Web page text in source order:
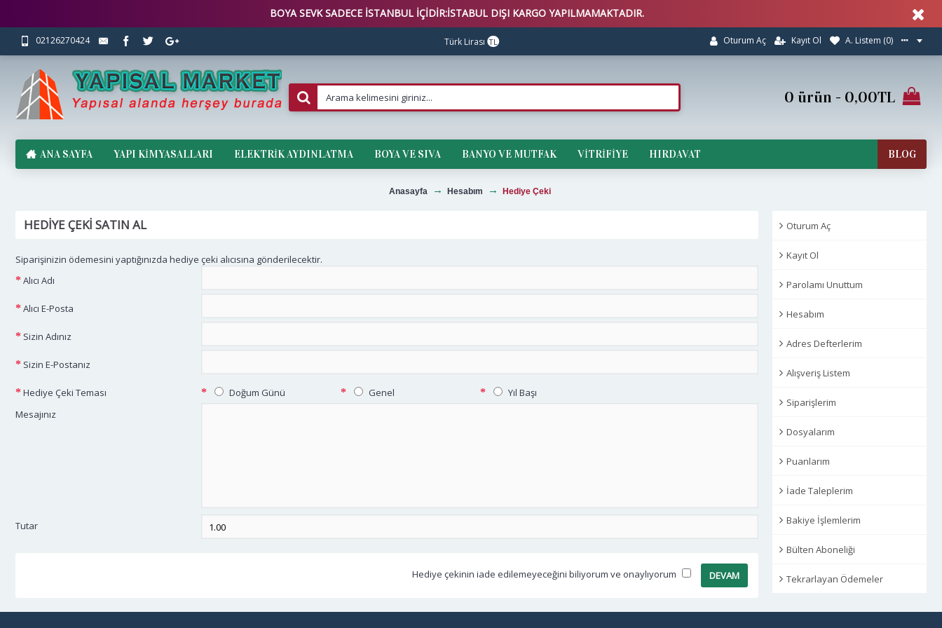
BOYA SEVK SADECE İSTANBUL İÇİDİR:İSTABUL DIŞI KARGO YAPILMAMAKTADIR.
02126270424 Türk Lirası TL Oturum Aç Kayıt Ol A. Listem (0)
0 ürün - 0,00TL
ANA SAYFA YAPI KİMYASALLARI ELEKTRİK AYDINLATMA BOYA VE SIVA BANYO VE MUTFAK VİTRİFİYE HIRDAVAT BLOG
Anasayfa Hesabım Hediye Çeki
Oturum Aç
Kayıt Ol
Parolamı Unuttum
Hesabım
Adres Defterlerim
Alışveriş Listem
Siparişlerim
Dosyalarım
Puanlarım
İade Taleplerim
Bakiye İşlemlerim
Bülten Aboneliği
Tekrarlayan Ödemeler
HEDIYE ÇEKI SATIN AL
Siparişinizin ödemesini yaptığınızda hediye çeki alıcısına gönderilecektir.
Alıcı Adı
Alıcı E-Posta
Sizin Adınız
Sizin E-Postanız
Hediye Çeki Teması Doğum Günü Genel
Yıl Başı
Mesajınız
Tutar
Hediye çekinin iade edilemeyeceğini biliyorum ve onaylıyorum